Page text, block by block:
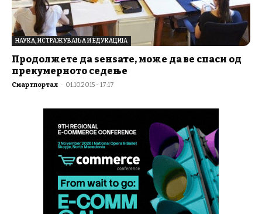
НАУКА, ИСТРАЖУВАЊА И ЕДУКАЦИЈА
Продолжете да ѕенѕате, може да ве спаси од
прекумерното седење
Смартпортал - 01.10.2015 - 17:17